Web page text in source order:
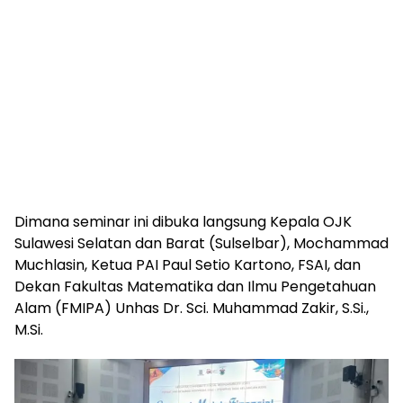
Dimana seminar ini dibuka langsung Kepala OJK
Sulawesi Selatan dan Barat (Sulselbar), Mochammad
Muchlasin, Ketua PAI Paul Setio Kartono, FSAI, dan
Dekan Fakultas Matematika dan Ilmu Pengetahuan
Alam (FMIPA) Unhas Dr. Sci. Muhammad Zakir, S.Si.,
M.Si.